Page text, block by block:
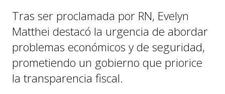
Tras ser proclamada por RN, Evelyn
Matthei destacó la urgencia de abordar
problemas económicos y de seguridad,
prometiendo un gobierno que priorice
la transparencia fiscal.